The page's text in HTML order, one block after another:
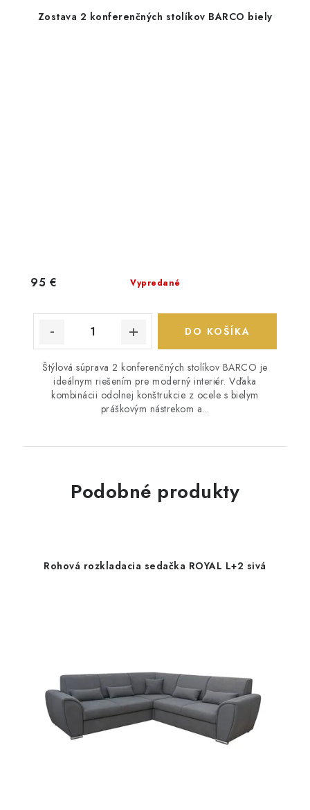
Zostava 2 konferenčných stolíkov BARCO biely
Vypredané
95 €
DO KOŠÍKA
Štýlová súprava 2 konferenčných stolíkov BARCO je
ideálnym riešením pre moderný interiér. Vďaka
kombinácii odolnej konštrukcie z ocele s bielym
práškovým nástrekom a...
Podobné produkty
Rohová rozkladacia sedačka ROYAL L+2 sivá